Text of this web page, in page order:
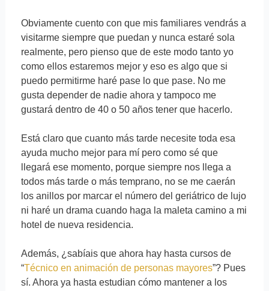
Obviamente cuento con que mis familiares vendrás a
visitarme siempre que puedan y nunca estaré sola
realmente, pero pienso que de este modo tanto yo
como ellos estaremos mejor y eso es algo que si
puedo permitirme haré pase lo que pase. No me
gusta depender de nadie ahora y tampoco me
gustará dentro de 40 o 50 años tener que hacerlo.
Está claro que cuanto más tarde necesite toda esa
ayuda mucho mejor para mí pero como sé que
llegará ese momento, porque siempre nos llega a
todos más tarde o más temprano, no se me caerán
los anillos por marcar el número del geriátrico de lujo
ni haré un drama cuando haga la maleta camino a mi
hotel de nueva residencia.
Además, ¿sabíais que ahora hay hasta cursos de
“Técnico en animación de personas mayores”? Pues
sí. Ahora ya hasta estudian cómo mantener a los